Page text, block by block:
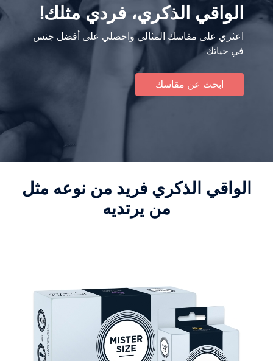
الواقي الذكري، فردي مثلك!
اعثري على مقاسك المثالي واحصلي على أفضل جنس
في حياتك.
ابحث عن مقاسك
الواقي الذكري فريد من نوعه مثل
من يرتديه